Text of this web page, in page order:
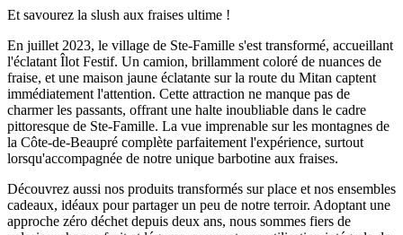
Et savourez la slush aux fraises ultime !
En juillet 2023, le village de Ste-Famille s'est transformé, accueillant
l'éclatant Îlot Festif. Un camion, brillamment coloré de nuances de
fraise, et une maison jaune éclatante sur la route du Mitan captent
immédiatement l'attention. Cette attraction ne manque pas de
charmer les passants, offrant une halte inoubliable dans le cadre
pittoresque de Ste-Famille. La vue imprenable sur les montagnes de
la Côte-de-Beaupré complète parfaitement l'expérience, surtout
lorsqu'accompagnée de notre unique barbotine aux fraises.
Découvrez aussi nos produits transformés sur place et nos ensembles
cadeaux, idéaux pour partager un peu de notre terroir. Adoptant une
approche zéro déchet depuis deux ans, nous sommes fiers de